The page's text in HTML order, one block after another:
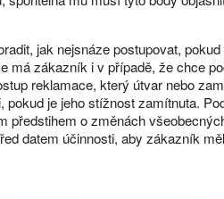
jak nejsnáze postupovat,
má zákazník i v případě, že chce
reklamace, který útvar nebo
je jeho stížnost zamítnuta.
předstihem o změnách
datem účinnosti, aby zákazník